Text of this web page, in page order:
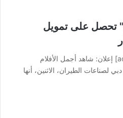
تحصل على تمويل
من صحيفة اشراق العالم 24:[ad_1] إعلان: شاهد أجمل الأفلام
شركة دبي لصناعات الطيران، الاثنين، أنها